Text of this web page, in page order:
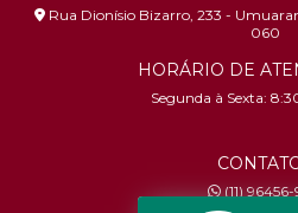
Rua Dionísio Bizarro, 233 -
060
HORÁRIO DE
Segunda à Sexta:
(11) 96456-